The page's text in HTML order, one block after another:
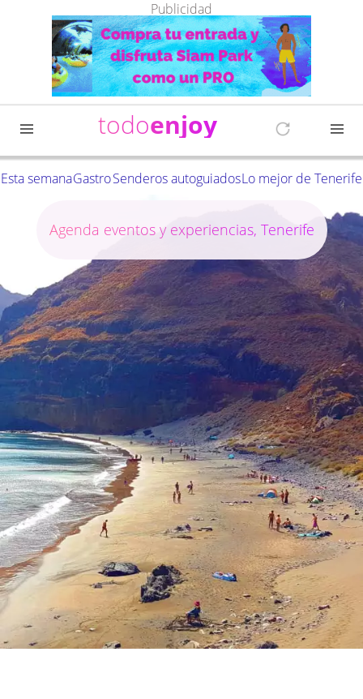
Publicidad
todoenjoy
Esta semanaGastroSenderos autoguiadosLo mejor de Tenerife
Agenda eventos y experiencias, Tenerife